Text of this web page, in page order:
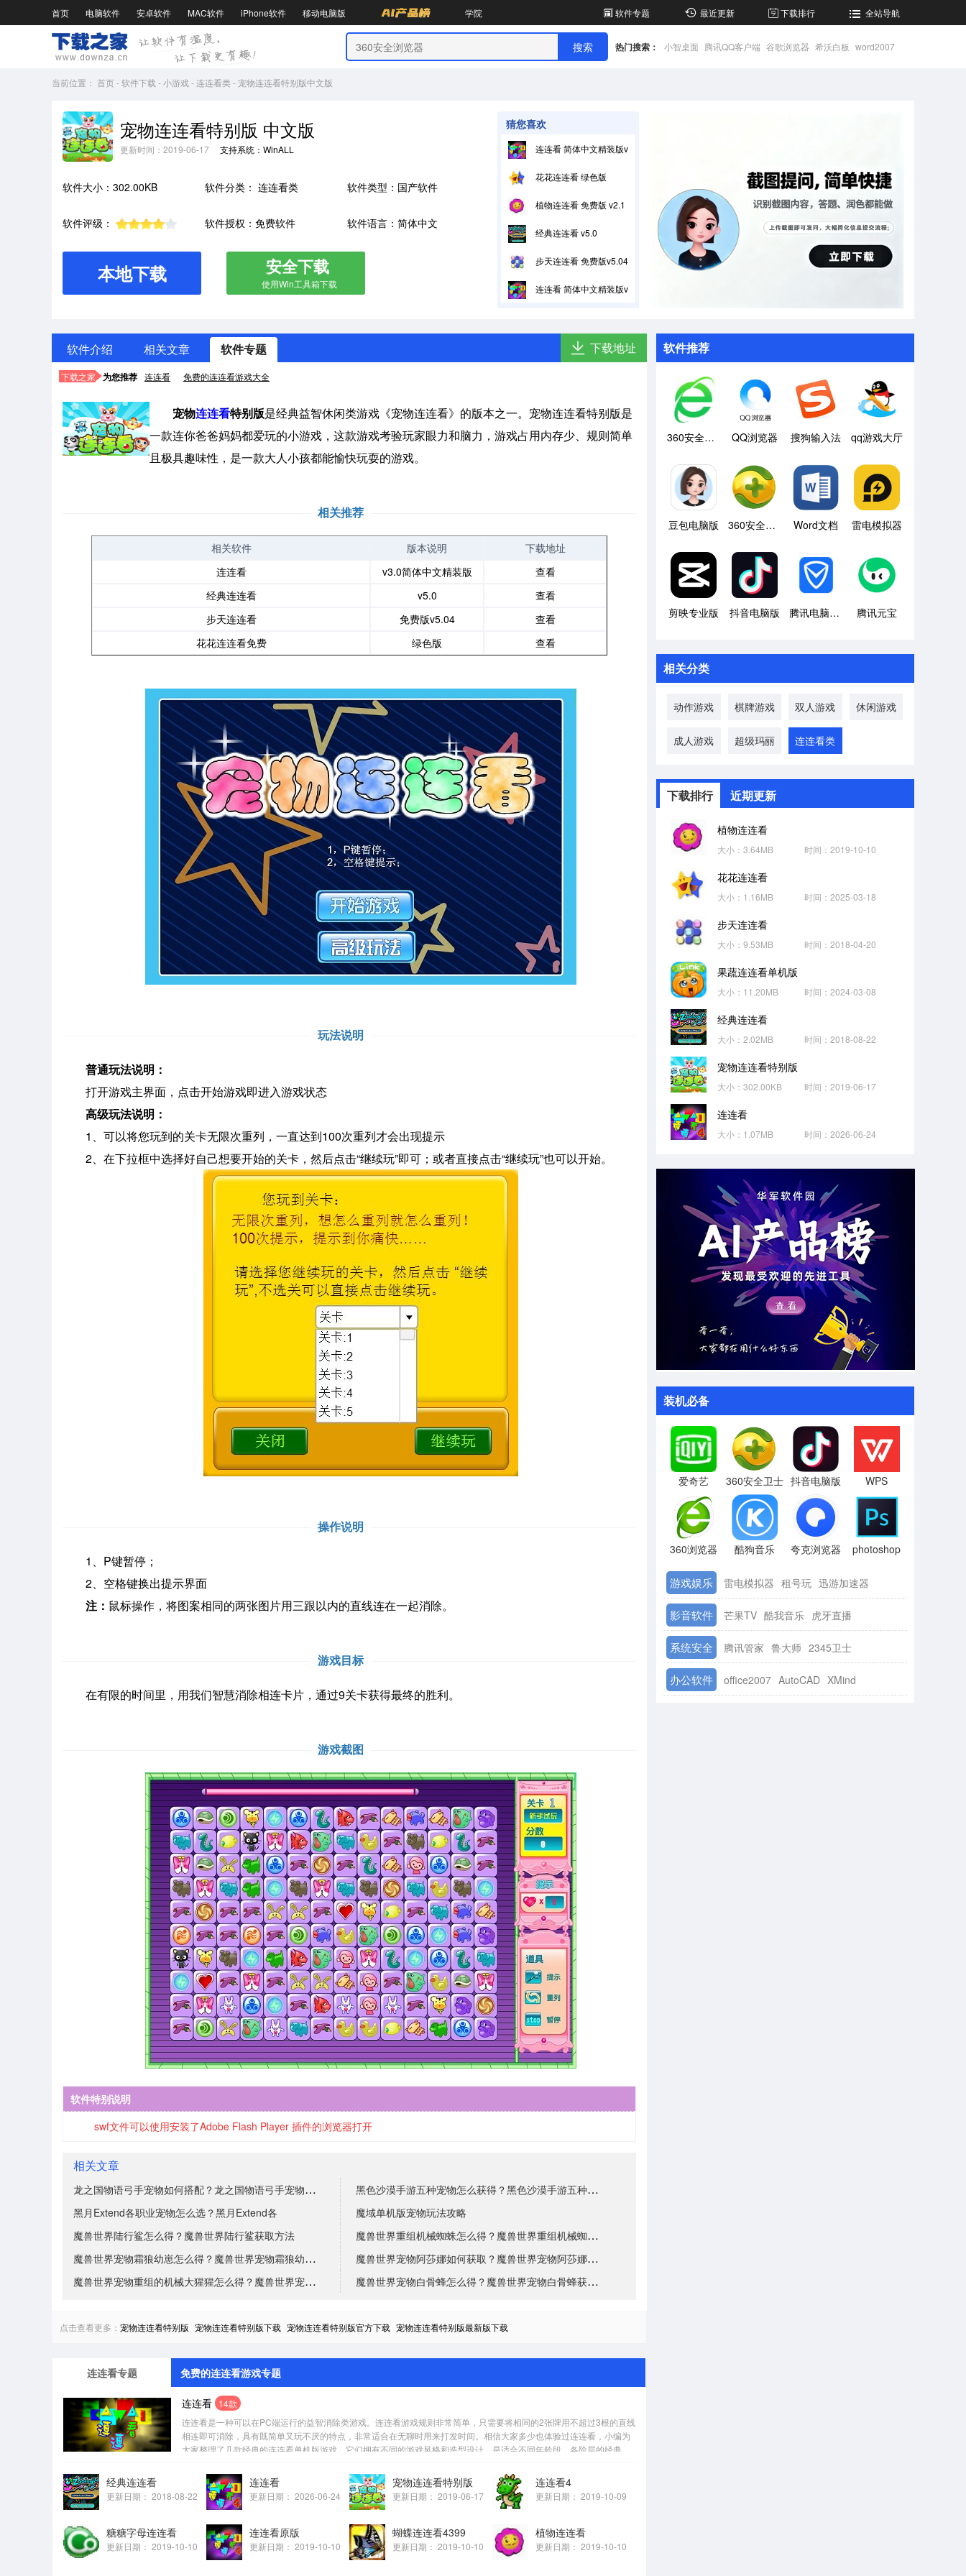
首页 电脑软件 安卓软件 MAC软件 iPhone软件 移动电脑版 学院 软件专题 最近更新 下载排行 全站导航
热门搜索： 小智桌面 腾讯QQ客户端 谷歌浏览器 希沃白板 word2007
当前位置： 首页-软件下载 -小游戏-连连看类- 宠物连连看特别版中文版
宠物连连看特别版 中文版
更新时间：2019-06-17 支持系统：WinALL
软件大小：302.00KB 软件分类： 连连看类 软件类型：国产软件
软件评级： 软件授权：免费软件 软件语言：简体中文
本地下载 安全下载
使用Win工具箱下载
猜您喜欢
连连看 简体中文精装版v3.0
花花连连看 绿色版
植物连连看 免费版 v2.1
经典连连看 v5.0
步天连连看 免费版v5.04
连连看 简体中文精装版v3.0
软件介绍 相关文章 软件专题 下载地址
下载之家 为您推荐 连连看 免费的连连看游戏大全
宠物连连看特别版是经典益智休闲类游戏《宠物连连看》的版本之一。宠物连连看特别版是
一款连你爸爸妈妈都爱玩的小游戏，这款游戏考验玩家眼力和脑力，游戏占用内存少、规则简单
且极具趣味性，是一款大人小孩都能愉快玩耍的游戏。
相关推荐
相关软件 版本说明
下载地址
连连看
v3.0简体中文精装版
查看
经典连连看
v5.0
查看
步天连连看
免费版v5.04
查看
花花连连看免费
绿色版 查看
玩法说明
普通玩法说明：
打开游戏主界面，点击开始游戏即进入游戏状态
高级玩法说明：
1、可以将您玩到的关卡无限次重列，一直达到100次重列才会出现提示
2、在下拉框中选择好自己想要开始的关卡，然后点击“继续玩”即可；或者直接点击“继续玩”也可以开始。
操作说明
1、P键暂停；
2、空格键换出提示界面
注： 鼠标操作，将图案相同的两张图片用三跟以内的直线连在一起消除。
游戏目标
在有限的时间里，用我们智慧消除相连卡片，通过9关卡获得最终的胜利。
游戏截图
软件特别说明
swf文件可以使用安装了Adobe Flash Player 插件的浏览器打开
相关文章
龙之国物语弓手宠物如何搭配？龙之国物语弓手宠物搭配推
黑色沙漠手游五种宠物怎么获得？黑色沙漠手游五种宠物获
黑月Extend各职业宠物怎么选？黑月Extend各
魔域单机版宠物玩法攻略
魔兽世界陆行鲨怎么得？魔兽世界陆行鲨获取方法
魔兽世界重组机械蜘蛛怎么得？魔兽世界重组机械蜘蛛获取
魔兽世界宠物霜狼幼崽怎么得？魔兽世界宠物霜狼幼崽获取
魔兽世界宠物阿莎娜如何获取？魔兽世界宠物阿莎娜获取攻
魔兽世界宠物重组的机械大猩猩怎么得？魔兽世界宠物重组
魔兽世界宠物白骨蜂怎么得？魔兽世界宠物白骨蜂获取途径
点击查看更多： 宠物连连看特别版 宠物连连看特别版下载 宠物连连看特别版官方下载 宠物连连看特别版最新版下载
连连看专题 免费的连连看游戏专题
连连看 14款
连连看是一种可以在PC端运行的益智消除类游戏。连连看游戏规则非常简单，只需要将相同的2张牌用不超过3根的直线
相连即可消除，具有既简单又玩不厌的特点，非常适合在无聊时用来打发时间。相信大家多少也体验过连连看，小编为
大家整理了几款经典的连连看单机版游戏，它们拥有不同的游戏风格和造型设计，是适合不同年龄段、各阶层的经典大
经典连连看
更新日期： 2018-08-22
连连看
更新日期： 2026-06-24
宠物连连看特别版
更新日期： 2019-06-17
连连看4
更新日期： 2019-10-09
糖糖字母连连看
更新日期： 2019-10-10
连连看原版
更新日期： 2019-10-10
蝴蝶连连看4399
更新日期： 2019-10-10
植物连连看
更新日期： 2019-10-10
软件推荐
360安全浏览器 QQ浏览器 搜狗输入法 qq游戏大厅
豆包电脑版 360安全卫士 Word文档 雷电模拟器
剪映专业版 抖音电脑版 腾讯电脑管家 腾讯元宝
相关分类
动作游戏 棋牌游戏 双人游戏 休闲游戏
成人游戏 超级玛丽 连连看类
下载排行 近期更新
植物连连看
大小：3.64MB 时间：2019-10-10
花花连连看
大小：1.16MB 时间：2025-03-18
步天连连看
大小：9.53MB 时间：2018-04-20
果蔬连连看单机版
大小：11.20MB 时间：2024-03-08
经典连连看
大小：2.02MB 时间：2018-08-22
宠物连连看特别版
大小：302.00KB 时间：2019-06-17
连连看
大小：1.07MB 时间：2026-06-24
装机必备
爱奇艺 360安全卫士 抖音电脑版 WPS
360浏览器 酷狗音乐 夸克浏览器 photoshop
游戏娱乐 雷电模拟器 租号玩 迅游加速器
影音软件 芒果TV 酷我音乐 虎牙直播
系统安全 腾讯管家 鲁大师 2345卫士
办公软件 office2007 AutoCAD XMind